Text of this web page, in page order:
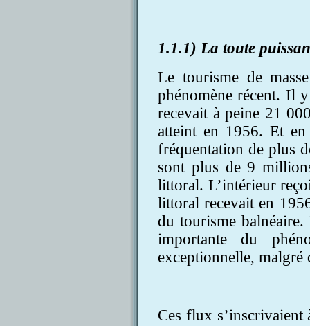
1.1.1) La toute
Le tourisme de
phénomène récent. Il
recevait à peine 21
atteint en 1956. Et
fréquentation de plus
sont plus de 9
littoral. L’intérieur
littoral recevait en
du tourisme
importante du
exceptionnelle, malgré
Ces flux s’inscrivaient